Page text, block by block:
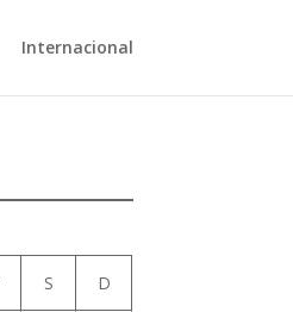
Internacional
S D